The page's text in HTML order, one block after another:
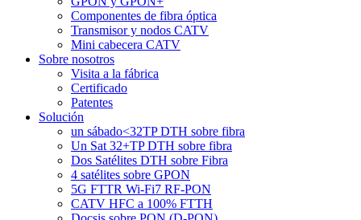
Componentes de fibra óptica
Transmisor y nodos CATV
Mini cabecera CATV
Sobre nosotros
Visita a la fábrica
Certificado
Patentes
Solución
un sábado<32TP DTH sobre fibra
Un Sat 32+TP DTH sobre fibra
Dos Satélites DTH sobre Fibra
4 satélites sobre GPON
5G FTTR Wi-Fi7 RF-PON
CATV HFC a 100% FTTH